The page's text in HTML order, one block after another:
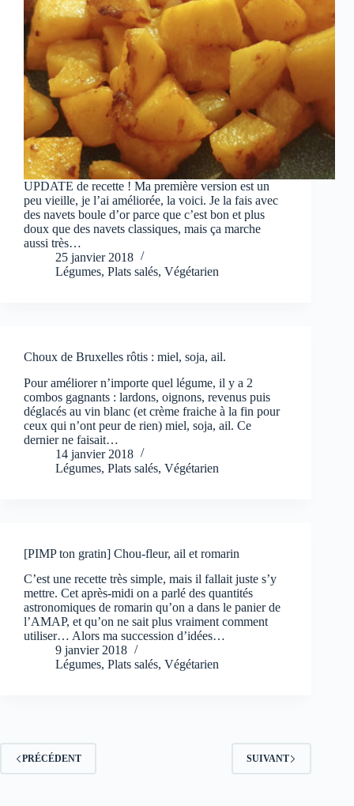
UPDATE de recette ! Ma première version est un
peu vieille, je l’ai améliorée, la voici. Je la fais avec
des navets boule d’or parce que c’est bon et plus
doux que des navets classiques, mais ça marche
aussi très…
25 janvier 2018
Légumes, Plats salés, Végétarien
Choux de Bruxelles rôtis : miel, soja, ail.
Pour améliorer n’importe quel légume, il y a 2
combos gagnants : lardons, oignons, revenus puis
déglacés au vin blanc (et crème fraiche à la fin pour
ceux qui n’ont peur de rien) miel, soja, ail. Ce
dernier ne faisait…
14 janvier 2018
Légumes, Plats salés, Végétarien
[PIMP ton gratin] Chou-fleur, ail et romarin
C’est une recette très simple, mais il fallait juste s’y
mettre. Cet après-midi on a parlé des quantités
astronomiques de romarin qu’on a dans le panier de
l’AMAP, et qu’on ne sait plus vraiment comment
utiliser… Alors ma succession d’idées…
9 janvier 2018
Légumes, Plats salés, Végétarien
PRÉCÉDENT SUIVANT